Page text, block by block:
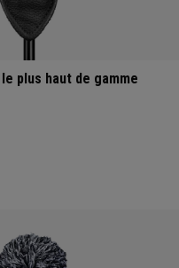
plus haut de gamme